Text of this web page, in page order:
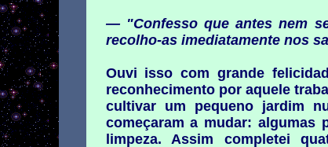
— "Confesso que antes nem
recolho-as imediatamente nos
Ouvi isso com grande
reconhecimento por aquele
cultivar um pequeno jardim
começaram a mudar: algumas
limpeza. Assim completei